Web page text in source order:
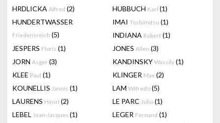
HRDLICKA Alfred (2) HUBBUCH Karl (1)
HUNDERTWASSER
Friedensreich (5)
IMAI Toshimitsu (1)
INDIANA Robert (1)
JESPERS Floris (1) JONES Allen (3)
JORN Asger (3) KANDINSKY Wassily (1)
KLEE Paul (1) KLINGER Max (2)
KOUNELLIS Jannis (1) LAM Wifredo (5)
LAURENS Henri (2) LE PARC Julio (1)
LEBEL Jean-Jacques (1) LEGER Fernand (1)